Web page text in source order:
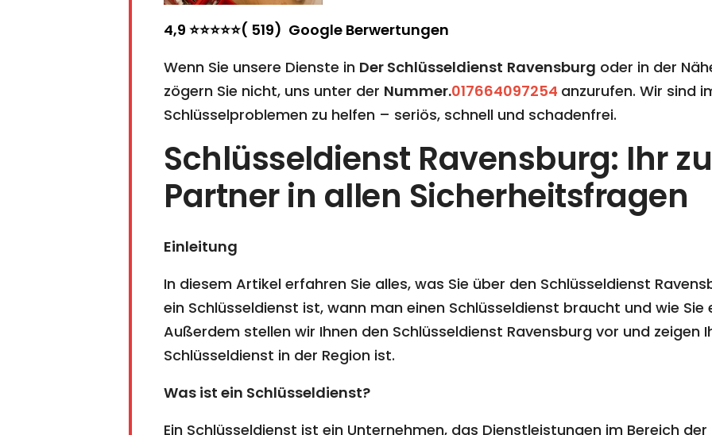
4,9 ⭐⭐⭐⭐⭐( 519) Google Berwertungen
Wenn Sie unsere Dienste in Der Schlüsseldienst Ravensburg oder in der
zögern Sie nicht, uns unter der Nummer.017664097254 anzurufen. Wir sind
Schlüsselproblemen zu helfen – seriös, schnell und schadenfrei.
Schlüsseldienst Ravensburg: Ihr
Partner in allen Sicherheitsfragen
Einleitung
In diesem Artikel erfahren Sie alles, was Sie über den Schlüsseldienst
ein Schlüsseldienst ist, wann man einen Schlüsseldienst braucht und wie
Außerdem stellen wir Ihnen den Schlüsseldienst Ravensburg vor und zeigen
Schlüsseldienst in der Region ist.
Was ist ein Schlüsseldienst?
Ein Schlüsseldienst ist ein Unternehmen, das Dienstleistungen im Bereich